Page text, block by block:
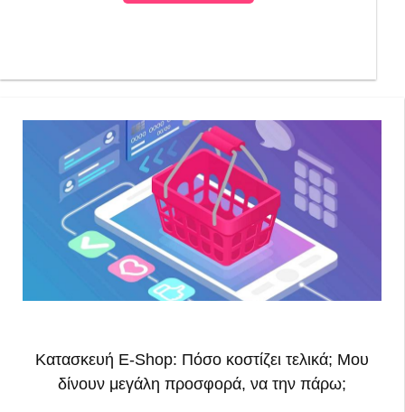
Κατασκευή E-Shop: Πόσο κοστίζει τελικά; Μου
δίνουν μεγάλη προσφορά, να την πάρω;